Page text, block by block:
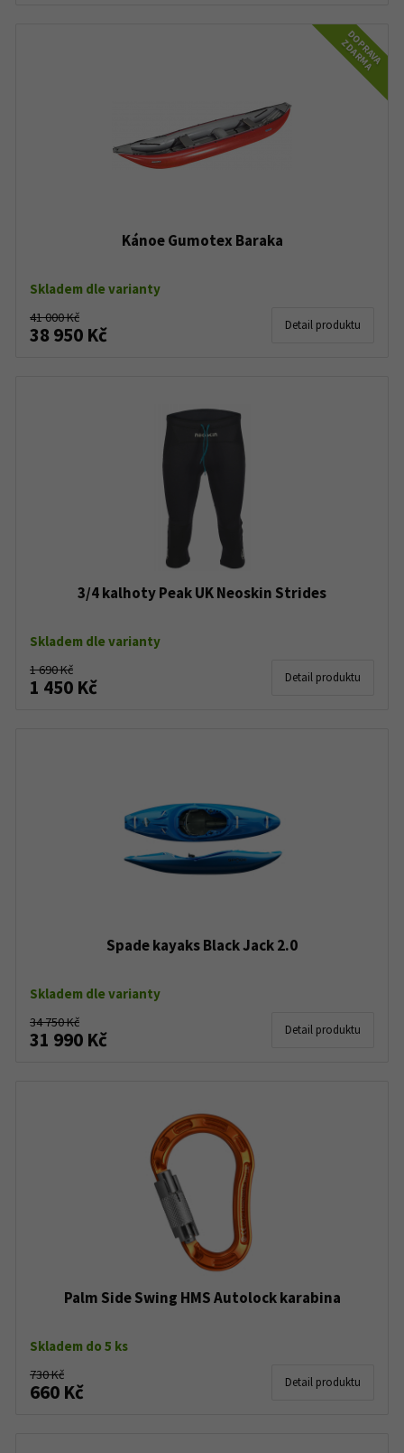
DOPRAVA
ZDARMA
Kánoe Gumotex Baraka
Skladem dle varianty
41 000 Kč
38 950 Kč Detail produktu
3/4 kalhoty Peak UK Neoskin Strides
Skladem dle varianty
1 690 Kč
1 450 Kč Detail produktu
Spade kayaks Black Jack 2.0
Skladem dle varianty
34 750 Kč
31 990 Kč Detail produktu
Palm Side Swing HMS Autolock karabina
Skladem do 5 ks
730 Kč
660 Kč Detail produktu